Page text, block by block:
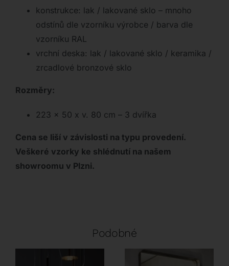
konstrukce: lak / lakované sklo – mnoho
odstínů dle vzorníku výrobce / barva dle
vzorníku RAL
vrchní deska: lak / lakované sklo / keramika /
zrcadlové bronzové sklo
Rozměry:
223 x 50 x v. 80 cm – 3 dvířka
Cena se liší v závislosti na typu provedení.
Veškeré vzorky ke shlédnutí na našem
showroomu v Plzni.
Podobné